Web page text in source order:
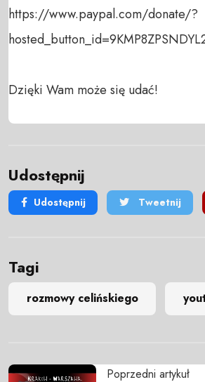
https://www.paypal.com/donate/?
Dzięki Wam może się udać!
Udostępnij
Udostępnij Tweetnij
Tagi
rozmowy celińskiego
Poprzedni artykuł